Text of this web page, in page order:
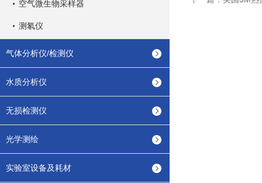
空气微生物采样器
测氡仪
气体分析仪/检测仪
水质分析仪
无损检测仪
光学测绘
实验室设备及耗材